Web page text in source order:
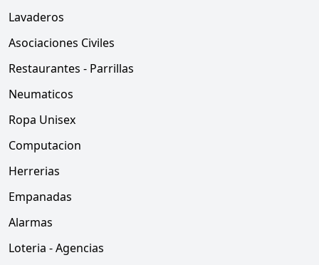
Lavaderos
Asociaciones Civiles
Restaurantes - Parrillas
Neumaticos
Ropa Unisex
Computacion
Herrerias
Empanadas
Alarmas
Loteria - Agencias